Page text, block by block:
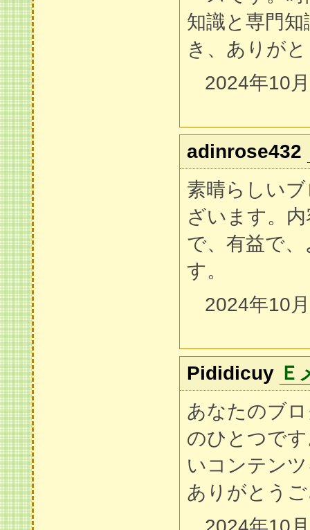
知識と専門
き、ありが
2024年10
adinrose432
素晴らしい
ざいます。
で、有益で
す。
2024年10
Pididicuy
Ｅ
あなたのブ
のひとつで
いコンテン
ありがとう